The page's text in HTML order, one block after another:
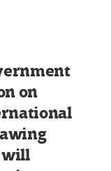
on
will